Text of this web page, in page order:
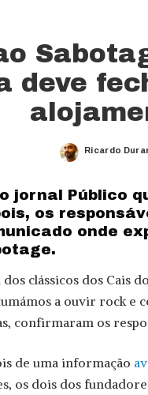
ao
deve
Posted
Ricardo
jornal Público
os
onde
dos clássicos dos Cais
a ouvir rock e
confirmaram os
de uma informação
os dois dos